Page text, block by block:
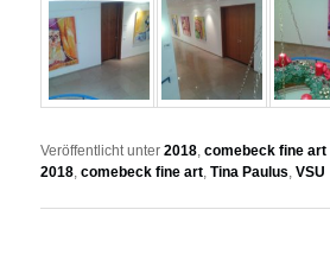
Veröffentlicht unter 2018 ,comebeck fine art
2018 ,comebeck fine art ,Tina Paulus ,VSU